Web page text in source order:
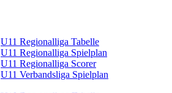
U11 Regionalliga Tabelle
U11 Regionalliga Spielplan
U11 Regionalliga Scorer
U11 Verbandsliga Spielplan